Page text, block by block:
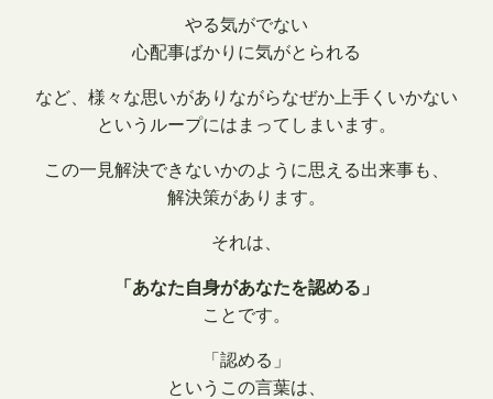
やる気がでない
心配事ばかりに気がとられる
など、様々な思いがありながらなぜか上手くいかない
というループにはまってしまいます。
この一見解決できないかのように思える出来事も、
解決策があります。
それは、
「あなた自身があなたを認める」
ことです。
「認める」
というこの言葉は、